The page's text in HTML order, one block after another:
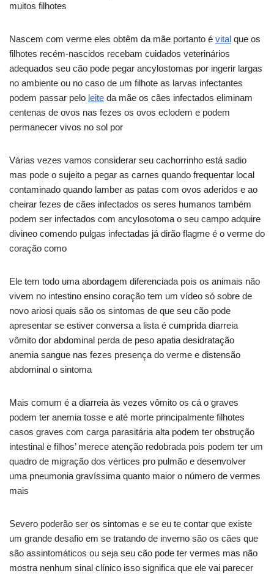
muitos filhotes
Nascem com verme eles obtêm da mãe portanto é vital que os
filhotes recém-nascidos recebam cuidados veterinários
adequados seu cão pode pegar ancylostomas por ingerir largas
no ambiente ou no caso de um filhote as larvas infectantes
podem passar pelo leite da mãe os cães infectados eliminam
centenas de ovos nas fezes os ovos eclodem e podem
permanecer vivos no sol por
Várias vezes vamos considerar seu cachorrinho está sadio
mas pode o sujeito a pegar as carnes quando frequentar local
contaminado quando lamber as patas com ovos aderidos e ao
cheirar fezes de cães infectados os seres humanos também
podem ser infectados com ancylosotoma o seu campo adquire
divineo comendo pulgas infectadas já dirão flagme é o verme do
coração como
Ele tem todo uma abordagem diferenciada pois os animais não
vivem no intestino ensino coração tem um vídeo só sobre de
novo ariosi quais são os sintomas de que seu cão pode
apresentar se estiver conversa a lista é cumprida diarreia
vômito dor abdominal perda de peso apatia desidratação
anemia sangue nas fezes presença do verme e distensão
abdominal o sintoma
Mais comum é a diarreia às vezes vômito os cá o graves
podem ter anemia tosse e até morte principalmente filhotes
casos graves com carga parasitária alta podem ter obstrução
intestinal e filhos’ merece atenção redobrada pois podem ter um
quadro de migração dos vértices pro pulmão e desenvolver
uma pneumonia gravíssima quanto maior o número de vermes
mais
Severo poderão ser os sintomas e se eu te contar que existe
um grande desafio em se tratando de inverno são os cães que
são assintomáticos ou seja seu cão pode ter vermes mas não
mostra nenhum sinal clínico isso significa que ele vai parecer